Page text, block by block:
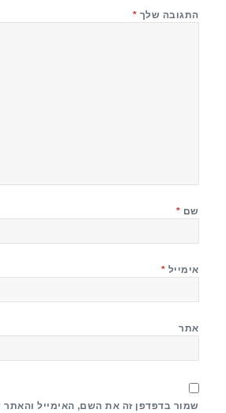
התגובה שלך *
שם *
אימייל *
אתר
שמור בדפדפן זה את השם, האימייל